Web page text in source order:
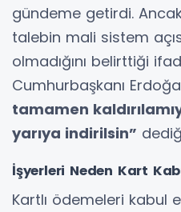
gündeme getirdi.
talebin mali sistem
olmadığını belirttiği
Cumhurbaşkanı
tamamen
yarıya indirilsin”
İşyerleri Neden Kart
Kartlı ödemeleri kabul